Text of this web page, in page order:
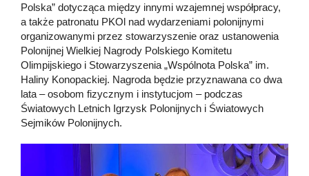
Polska” dotycząca między innymi wzajemnej współpracy,
a także patronatu PKOl nad wydarzeniami polonijnymi
organizowanymi przez stowarzyszenie oraz ustanowenia
Polonijnej Wielkiej Nagrody Polskiego Komitetu
Olimpijskiego i Stowarzyszenia „Wspólnota Polska” im.
Haliny Konopackiej. Nagroda będzie przyznawana co dwa
lata – osobom fizycznym i instytucjom – podczas
Światowych Letnich Igrzysk Polonijnych i Światowych
Sejmików Polonijnych.